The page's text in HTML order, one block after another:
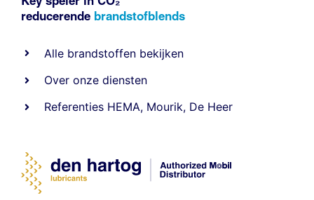
reducerende brandstofblends
Alle brandstoffen bekijken
Over onze diensten
Referenties HEMA, Mourik, De Heer